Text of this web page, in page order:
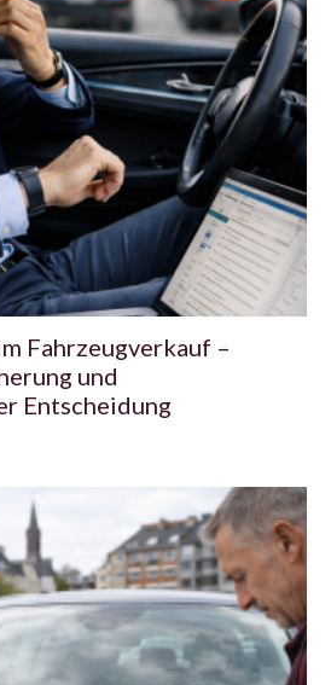
Fahrzeugverkauf –
und
Entscheidung